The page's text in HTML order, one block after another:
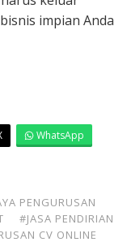
impian Anda
WhatsApp
PENGURUSAN
#JASA PENDIRIAN
CV ONLINE